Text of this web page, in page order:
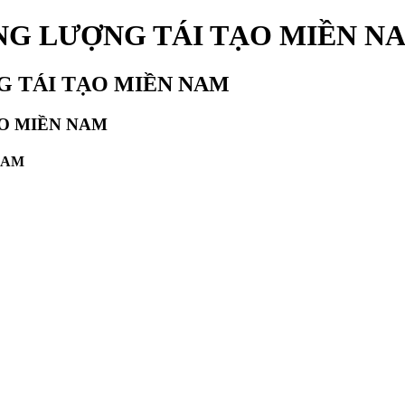
LƯỢNG TÁI TẠO MIỀN
TÁI TẠO MIỀN NAM
MIỀN NAM